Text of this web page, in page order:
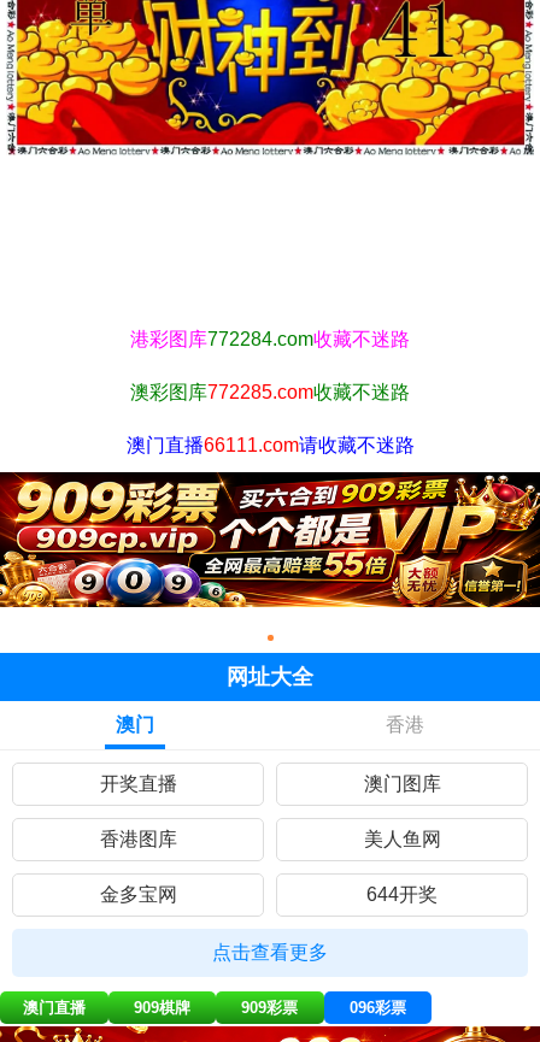
港彩图库772284.com收藏不迷路
澳彩图库772285.com收藏不迷路
澳门直播66111.com请收藏不迷路
网址大全
澳门 香港
开奖直播 澳门图库
香港图库 美人鱼网
金多宝网 644开奖
九五至尊 曾道人网
点击查看更多
澳门直播 909棋牌 909彩票 096彩票